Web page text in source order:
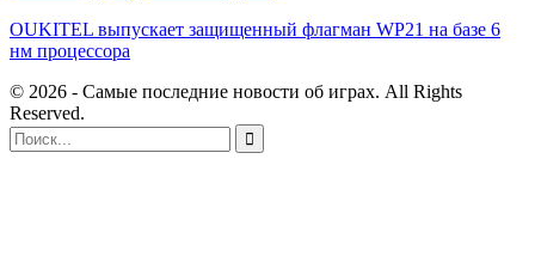
OUKITEL выпускает защищенный флагман WP21 на базе 6
нм процессора
© 2026 - Самые последние новости об играх. All Rights
Reserved.